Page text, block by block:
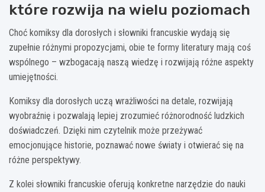
które rozwija na wielu poziomach
Choć komiksy dla dorosłych i słowniki francuskie wydają się
zupełnie różnymi propozycjami, obie te formy literatury mają coś
wspólnego – wzbogacają naszą wiedzę i rozwijają różne aspekty
umiejętności.
Komiksy dla dorosłych uczą wrażliwości na detale, rozwijają
wyobraźnię i pozwalają lepiej zrozumieć różnorodność ludzkich
doświadczeń. Dzięki nim czytelnik może przeżywać
emocjonujące historie, poznawać nowe światy i otwierać się na
różne perspektywy.
Z kolei słowniki francuskie oferują konkretne narzędzie do nauki